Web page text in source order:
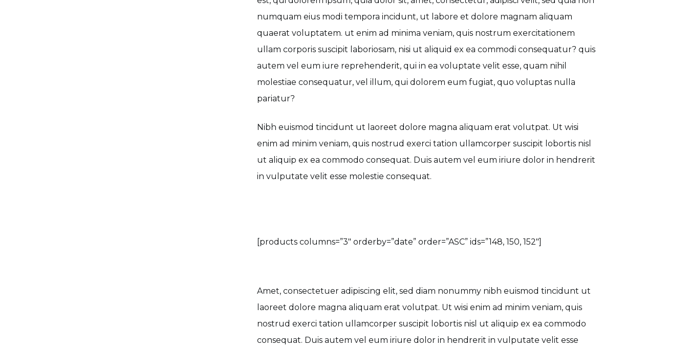
numquam eius modi tempora incidunt, ut labore et dolore magnam aliquam
quaerat voluptatem. ut enim ad minima veniam, quis nostrum exercitationem
ullam corporis suscipit laboriosam, nisi ut aliquid ex ea commodi consequatur? quis
autem vel eum iure reprehenderit, qui in ea voluptate velit esse, quam nihil
molestiae consequatur, vel illum, qui dolorem eum fugiat, quo voluptas nulla
pariatur?
Nibh euismod tincidunt ut laoreet dolore magna aliquam erat volutpat. Ut wisi
enim ad minim veniam, quis nostrud exerci tation ullamcorper suscipit lobortis nisl
ut aliquip ex ea commodo consequat. Duis autem vel eum iriure dolor in hendrerit
in vulputate velit esse molestie consequat.
[products columns=”3″ orderby=”date” order=”ASC” ids=”148, 150, 152″]
Amet, consectetuer adipiscing elit, sed diam nonummy nibh euismod tincidunt ut
laoreet dolore magna aliquam erat volutpat. Ut wisi enim ad minim veniam, quis
nostrud exerci tation ullamcorper suscipit lobortis nisl ut aliquip ex ea commodo
consequat. Duis autem vel eum iriure dolor in hendrerit in vulputate velit esse